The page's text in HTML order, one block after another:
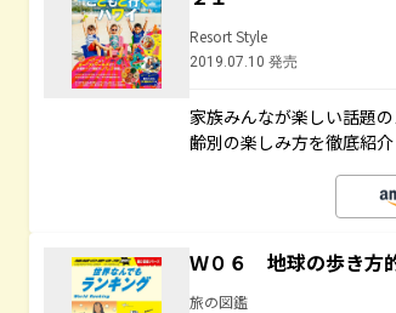
Resort Style
2019.07.10 発売
家族みんなが楽しい話題
齢別の楽しみ方を徹底紹介
Ｗ０６ 地球の歩き方
旅の図鑑